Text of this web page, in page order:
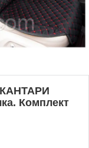
Комплект